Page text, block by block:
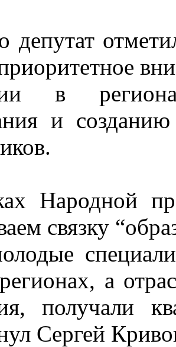
депутат
в
и
Народной
связку
а
получали
Сергей